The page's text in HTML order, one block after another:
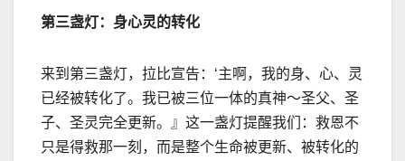
第三盏灯：身心灵的转化
来到第三盏灯，拉比宣告： ‘主啊，我的身、心、灵
已经被转化了。我已被三位一体的真神～圣父、圣
子、圣灵完全更新。』这一盏灯提醒我们：救恩不
只是得救那一刻，而是整个生命被更新、被转化的